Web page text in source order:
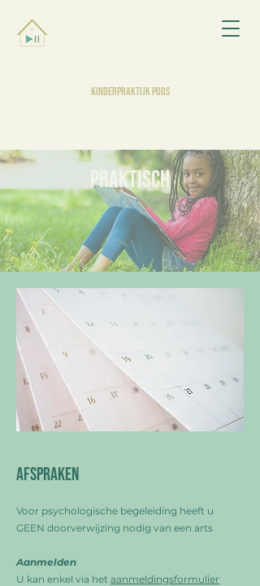
KINDERPRAKTIJK POOS
PRAKTISCH
Afspraken
Voor psychologische begeleiding heeft u
GEEN doorverwijzing nodig van een arts
Aanmelden
U kan enkel via het aanmeldingsformulier